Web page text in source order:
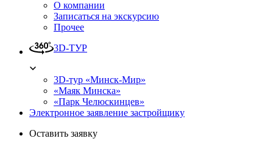
О компании
Записаться на экскурсию
Прочее
3D-ТУР
3D-тур «Минск-Мир»
«Маяк Минска»
«Парк Челюскинцев»
Электронное заявление застройщику
Оставить заявку